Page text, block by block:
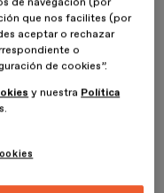
Motion Designde
la organización ILGA
en cuyos valores está el
del colectivo
y necesidades,
que nos facilites (por
aceptar o rechazar
o
de cookies”.
y nuestra Política